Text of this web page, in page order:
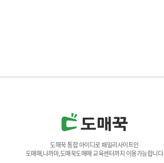
도매꾹 통합 아이디로 패밀리사이트인
도매매,나까마,도매꾹도매매 교육센터까지 이용가능합니다